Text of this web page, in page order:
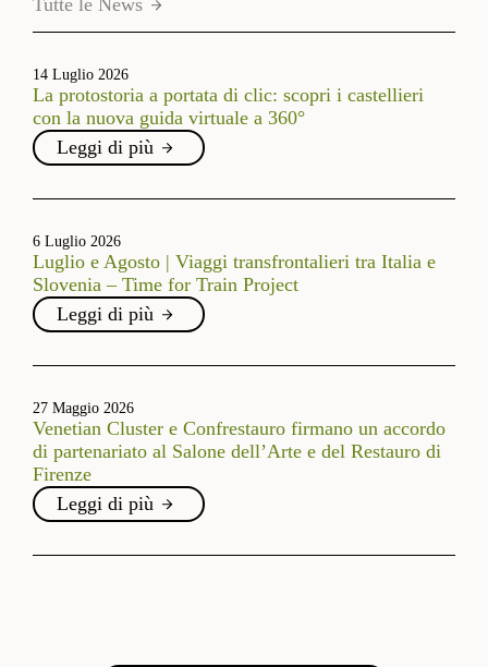
Tutte le News
14 Luglio 2026
La protostoria a portata di clic: scopri i castellieri
con la nuova guida virtuale a 360°
Leggi di più
6 Luglio 2026
Luglio e Agosto | Viaggi transfrontalieri tra Italia e
Slovenia – Time for Train Project
Leggi di più
27 Maggio 2026
Venetian Cluster e Confrestauro firmano un accordo
di partenariato al Salone dell’Arte e del Restauro di
Firenze
Leggi di più